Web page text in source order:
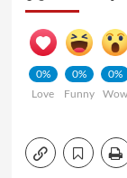
0%
Love
0%
Funny
0%
Wow